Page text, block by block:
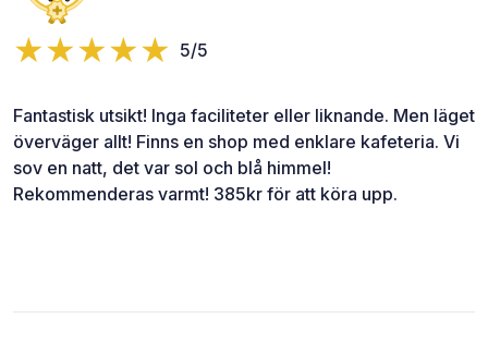
5/5
Fantastisk utsikt! Inga faciliteter eller liknande. Men läget
överväger allt! Finns en shop med enklare kafeteria. Vi
sov en natt, det var sol och blå himmel!
Rekommenderas varmt! 385kr för att köra upp.